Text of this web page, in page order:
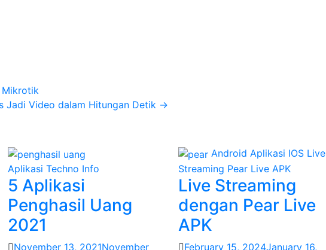
Mikrotik
Jadi Video dalam Hitungan Detik →
Aplikasi Techno Info
5 Aplikasi
Penghasil Uang
2021
November 13, 2021November
Android Aplikasi IOS Live
Streaming Pear Live APK
Live Streaming
dengan Pear Live
APK
February 15, 2024January 16,